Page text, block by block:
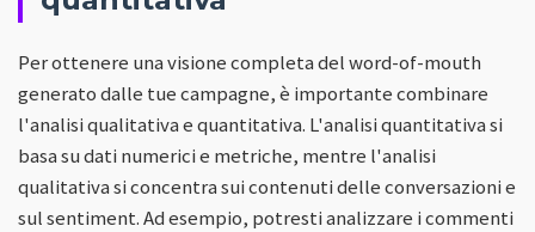
Per ottenere una visione completa del word-of-mouth
generato dalle tue campagne, è importante combinare
l'analisi qualitativa e quantitativa. L'analisi quantitativa si
basa su dati numerici e metriche, mentre l'analisi
qualitativa si concentra sui contenuti delle conversazioni e
sul sentiment. Ad esempio, potresti analizzare i commenti